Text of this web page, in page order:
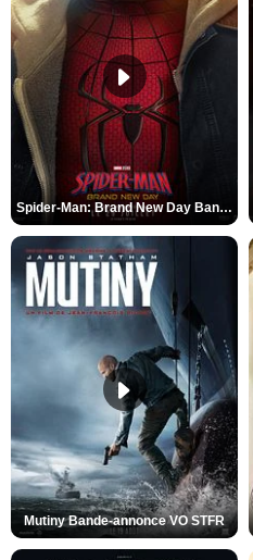
Spider-Man: Brand New Day Bande-annonce VO STFR
Mutiny Bande-annonce VO STFR